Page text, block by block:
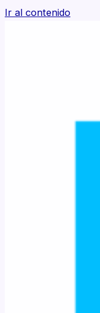
Ir al contenido